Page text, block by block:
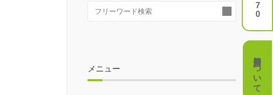
費用について
メニュー 費用について